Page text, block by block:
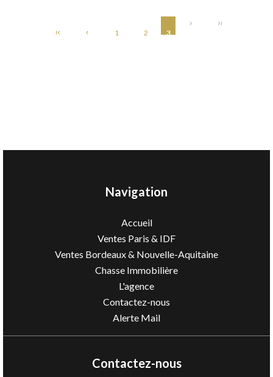
1 2 3
Navigation
Accueil
Ventes Paris & IDF
Ventes Bordeaux & Nouvelle-Aquitaine
Chasse Immobilière
L'agence
Contactez-nous
Alerte Mail
Contactez-nous